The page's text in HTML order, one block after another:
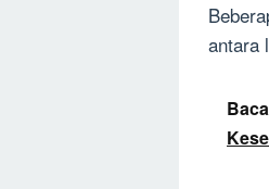
antara